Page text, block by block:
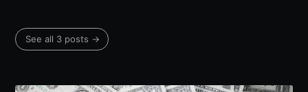
See all 3 posts →